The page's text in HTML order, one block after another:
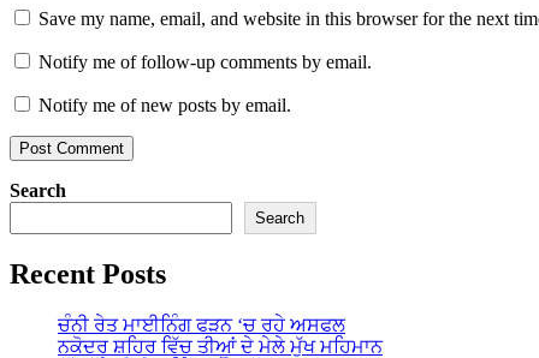
Save my name, email, and website in this browser for the next
Notify me of follow-up comments by email.
Notify me of new posts by email.
Search
Search
Recent Posts
ਚੰਨੀ ਰੇਤ ਮਾਈਨਿੰਗ ਫੜਨ ‘ਚ ਰਹੇ ਅਸਫਲ
ਨਕੋਦਰ ਸ਼ਹਿਰ ਵਿੱਚ ਤੀਆਂ ਦੇ ਮੇਲੇ ਮੁੱਖ ਮਹਿਮਾਨ